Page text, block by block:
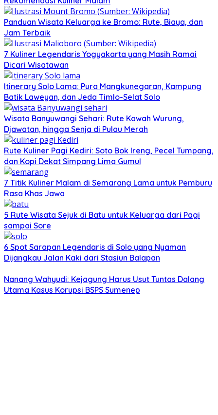
Panduan Wisata Keluarga ke Bromo: Rute, Biaya, dan
Jam Terbaik
7 Kuliner Legendaris Yogyakarta yang Masih Ramai
Dicari Wisatawan
Itinerary Solo Lama: Pura Mangkunegaran, Kampung
Batik Laweyan, dan Jeda Timlo-Selat Solo
Wisata Banyuwangi Sehari: Rute Kawah Wurung,
Djawatan, hingga Senja di Pulau Merah
Rute Kuliner Pagi Kediri: Soto Bok Ireng, Pecel Tumpang,
dan Kopi Dekat Simpang Lima Gumul
7 Titik Kuliner Malam di Semarang Lama untuk Pemburu
Rasa Khas Jawa
5 Rute Wisata Sejuk di Batu untuk Keluarga dari Pagi
sampai Sore
6 Spot Sarapan Legendaris di Solo yang Nyaman
Dijangkau Jalan Kaki dari Stasiun Balapan
Nanang Wahyudi: Kejagung Harus Usut Tuntas Dalang
Utama Kasus Korupsi BSPS Sumenep